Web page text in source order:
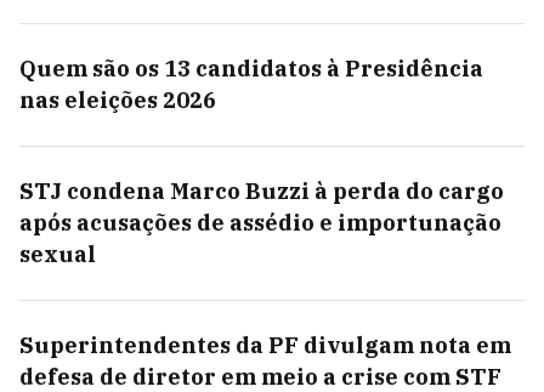
Quem são os 13 candidatos à Presidência
nas eleições 2026
STJ condena Marco Buzzi à perda do cargo
após acusações de assédio e importunação
sexual
Superintendentes da PF divulgam nota em
defesa de diretor em meio a crise com STF